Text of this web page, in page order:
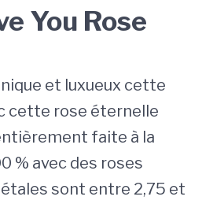
You Rose
et luxueux cette
cette rose éternelle
faite à la
% avec des roses
sont entre 2,75 et